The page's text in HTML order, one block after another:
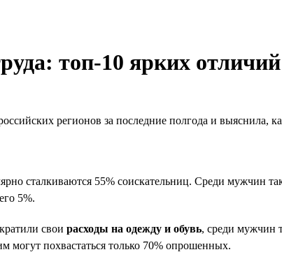
топ-10 ярких отличий
регионов за последние полгода и
сталкиваются 55% соискательниц. Среди мужчин
5%.
свои расходы на одежду и обувь, среди мужчин
могут похвастаться только 70% опрошенных.